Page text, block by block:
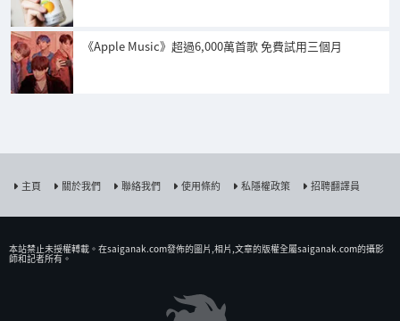
《Apple Music》超過6,000萬首歌 免費試用三個月
主頁 關於我們 聯絡我們 使用條約 私隱權政策 招聘翻譯員
本站禁止未授權𨍭載。在saiganak.com發佈的圖片,相片,文章的版權全屬saiganak.com的攝影
師和記者所有。